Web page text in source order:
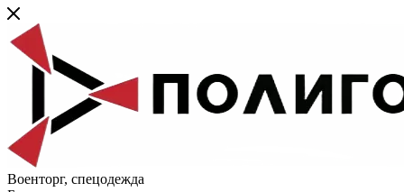
Военторг, спецодежда